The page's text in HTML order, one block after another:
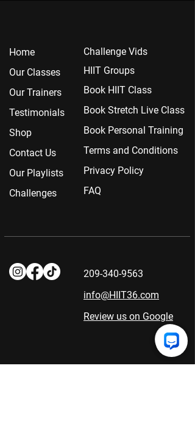
Home
Our Classes
Our Trainers
Testimonials
Shop
Contact Us
Our Playlists
Challenges
Chall enge Vids
HIIT Groups
Book HIIT Class
Book Stretch Live Class
Book Personal Training
Terms and Conditions
Privacy Policy
FAQ
209-340-9563
info@HIIT36.com
Review us on Google